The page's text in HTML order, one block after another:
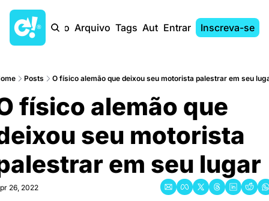
Início Arquivo Tags AutoresEntrar Inscreva-se
Posts O físico alemão que deixou seu motorista palestrar em seu
físico alemão que
seu motorista
em seu lugar
26, 2022